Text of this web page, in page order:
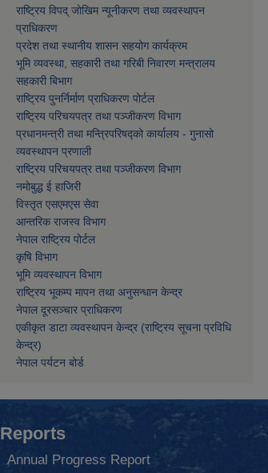
राष्ट्रिय विपद् जोखिम न्यूनीकरण तथा व्यवस्थापन
प्राधिकरण
प्रदेश तथा स्थानीय शासन सहयोग कार्यक्रम
भूमि व्यवस्था, सहकारी तथा गरिबी निवारण मन्त्रालय
सहकारी बिभाग
राष्ट्रिय पुनर्निर्माण प्राधिकरण पोर्टल
राष्ट्रिय परिचयपत्र तथा पञ्जीकरण विभाग
प्रधानमन्त्री तथा मन्त्रिपरिषद्को कार्यालय - गुनासो
व्यवस्थापन प्रणाली
राष्ट्रिय परिचयपत्र तथा पञ्जीकरण विभाग
नमाेबुद्ध ई हाजिरी
विस्तृत एसएमएस सेवा
आन्तरिक राजस्व विभाग
नेपाल राष्ट्रिय पोर्टल
कृषि विभाग
भूमि व्यवस्थापन विभाग
राष्ट्रिय भूकम्प मापन तथा अनुसन्धान केन्द्र
नेपाल दूरसञ्चार प्राधिकरण
एकीकृत डाटा व्यवस्थापन केन्द्र (राष्ट्रिय सूचना प्रविधि
केन्द्र)
नेपाल पर्यटन बोर्ड
Reports
Annual Progress Report